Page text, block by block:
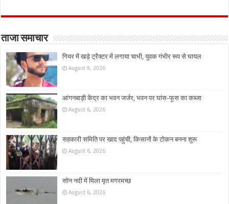
ताजा समाचार
गियर में खड़े ट्रैक्टर में लगाया चाभी, युवक गंभीर रूप से घायल
August 9, 2026
आंगनबाड़ी केंद्र का भवन जर्जर, भवन पर घांस-फूस का कब्जा
August 6, 2026
सहकारी समिति पर खाद पहुंची, किसानों के टोकन बनना शुरू
August 6, 2026
सोन नदी में मिला मृत मगरमच्छ
August 6, 2026